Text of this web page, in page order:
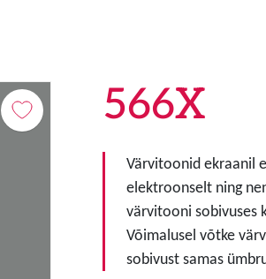
566X
Värvitoonid ekraanil
elektroonselt ning
värvitooni sobivuses
Võimalusel võtke
sobivust samas